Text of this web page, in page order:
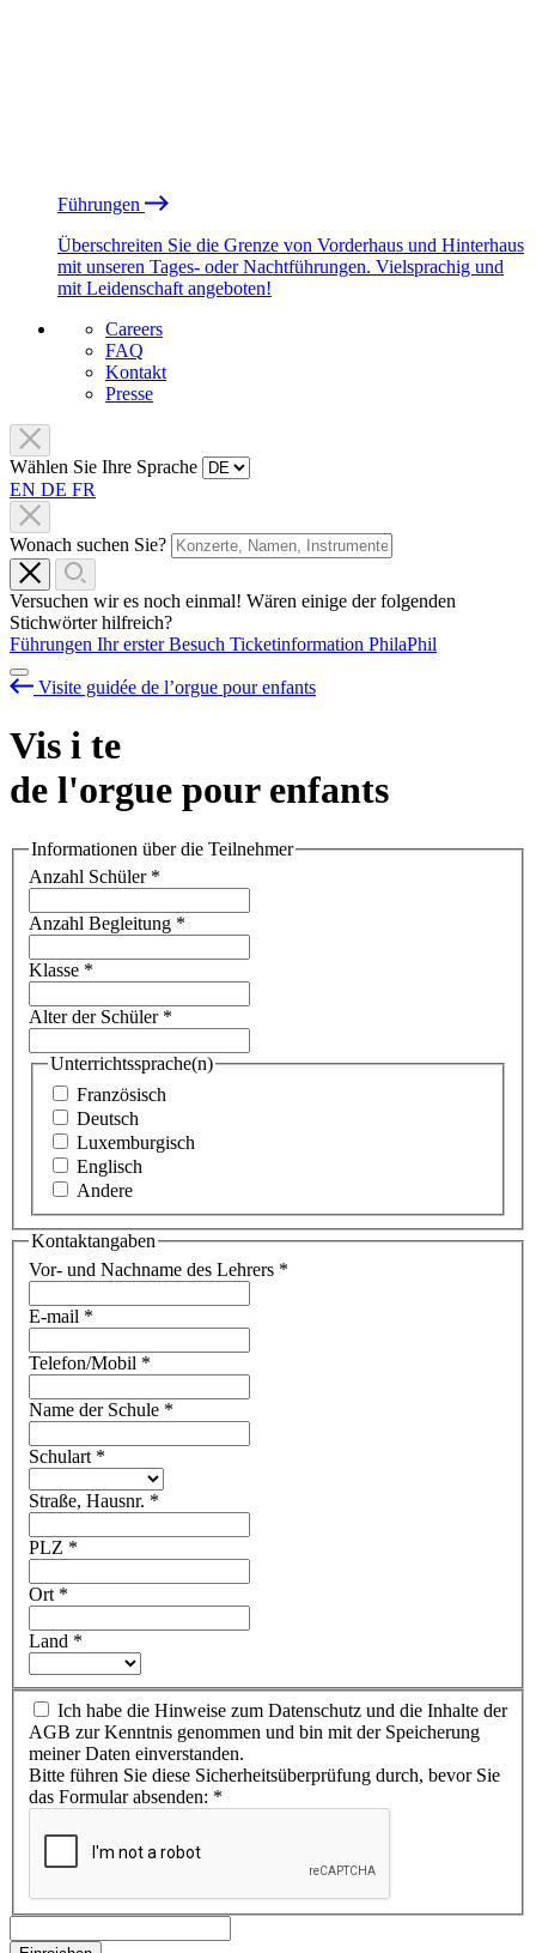
Führungen
Überschreiten Sie die Grenze von Vorderhaus und Hinterhaus
mit unseren Tages- oder Nachtführungen. Vielsprachig und
mit Leidenschaft angeboten!
Careers
FAQ
Kontakt
Presse
Wählen Sie Ihre Sprache
EN DE FR
Wonach suchen Sie?
Versuchen wir es noch einmal! Wären einige der folgenden
Stichwörter hilfreich?
Führungen Ihr erster Besuch Ticketinformation PhilaPhil
Visite guidée de l’orgue pour enfants
Vis i te
de l'orgue pour enfants
Informationen über die Teilnehmer
Anzahl Schüler *
Anzahl Begleitung *
Klasse *
Alter der Schüler *
Unterrichtssprache(n)
Französisch
Deutsch
Luxemburgisch
Englisch
Andere
Kontaktangaben
Vor- und Nachname des Lehrers *
E-mail *
Telefon/Mobil *
Name der Schule *
Schulart *
Straße, Hausnr. *
PLZ *
Ort *
Land *
Ich habe die Hinweise zum Datenschutz und die Inhalte der
AGB zur Kenntnis genommen und bin mit der Speicherung
meiner Daten einverstanden.
Bitte führen Sie diese Sicherheitsüberprüfung durch, bevor Sie
das Formular absenden: *